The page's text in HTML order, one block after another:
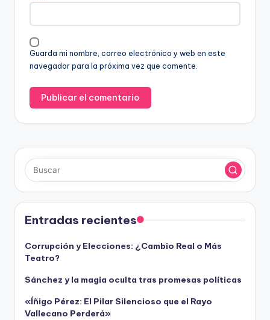
Guarda mi nombre, correo electrónico y web en este
navegador para la próxima vez que comente.
Entradas recientes
Corrupción y Elecciones: ¿Cambio Real o Más
Teatro?
Sánchez y la magia oculta tras promesas políticas
«Íñigo Pérez: El Pilar Silencioso que el Rayo
Vallecano Perderá»